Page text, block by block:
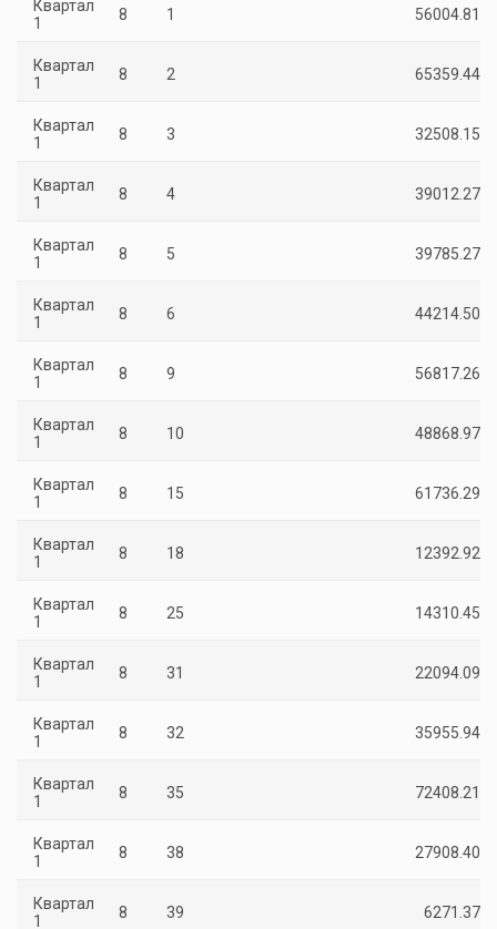
Квартал
1
8 1 56004.81
Квартал
1
8 2 65359.44
Квартал
1
8 3 32508.15
Квартал
1
8 4 39012.27
Квартал
1
8 5 39785.27
Квартал
1
8 6 44214.50
Квартал
1
8 9 56817.26
Квартал
1
8 10 48868.97
Квартал
1
8 15 61736.29
Квартал
1
8 18 12392.92
Квартал
1
8 25 14310.45
Квартал
1
8 31 22094.09
Квартал
1
8 32 35955.94
Квартал
1
8 35 72408.21
Квартал
1
8 38 27908.40
Квартал
1
8 39 6271.37